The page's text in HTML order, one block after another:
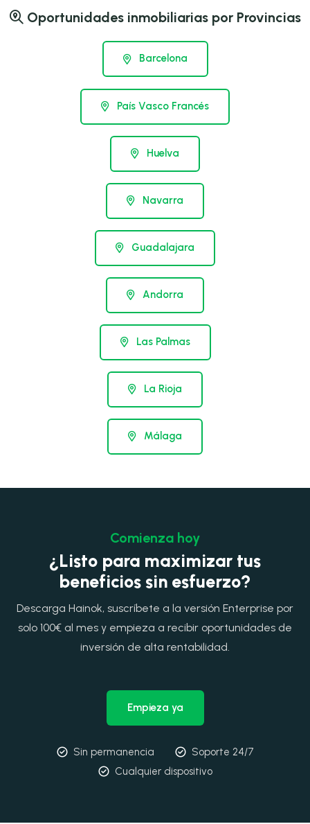
Oportunidades inmobiliarias por Provincias
Barcelona
País Vasco Francés
Huelva
Navarra
Guadalajara
Andorra
Las Palmas
La Rioja
Málaga
Comienza hoy
¿Listo para maximizar tus
beneficios sin esfuerzo?
Descarga Hainok, suscríbete a la versión Enterprise por
solo 100€ al mes y empieza a recibir oportunidades de
inversión de alta rentabilidad.
Empieza ya
Sin permanencia
Soporte 24/7
Cualquier dispositivo